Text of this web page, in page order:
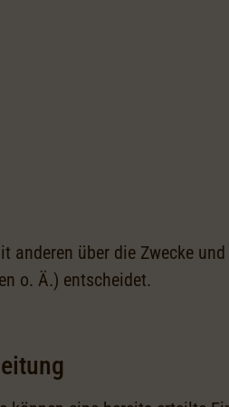
anderen über die Zwecke
o. Ä.) entscheidet.